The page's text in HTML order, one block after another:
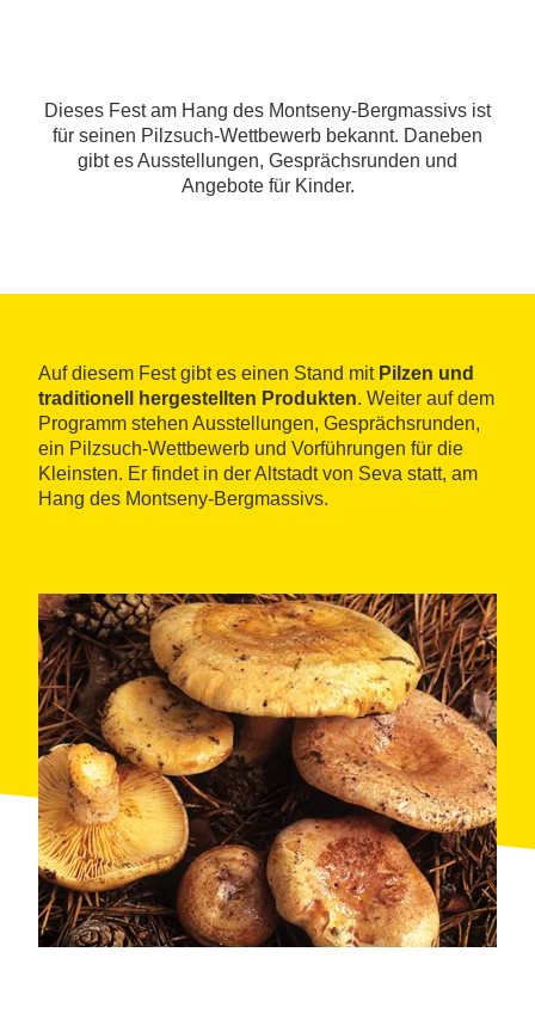
Dieses Fest am Hang des Montseny-Bergmassivs ist
für seinen Pilzsuch-Wettbewerb bekannt. Daneben
gibt es Ausstellungen, Gesprächsrunden und
Angebote für Kinder.
Auf diesem Fest gibt es einen Stand mit Pilzen und
traditionell hergestellten Produkten. Weiter auf dem
Programm stehen Ausstellungen, Gesprächsrunden,
ein Pilzsuch-Wettbewerb und Vorführungen für die
Kleinsten. Er findet in der Altstadt von Seva statt, am
Hang des Montseny-Bergmassivs.